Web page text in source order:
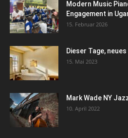
Modern Music
Engagement in
15. Februar 2026
Dieser Tage,
15. Mai 2023
Mark Wade NY
10. April 2022